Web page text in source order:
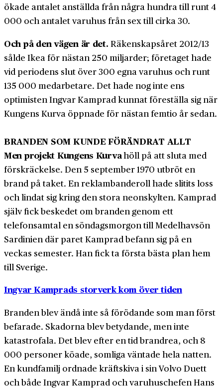
ökade antalet anställda från några hundra till runt 4
000 och antalet varuhus från sex till cirka 30.
Och på den vägen är det. Räkenskapsåret 2012/13
sålde Ikea för nästan 250 miljarder; företaget hade
vid periodens slut över 300 egna varuhus och runt
135 000 medarbetare. Det hade nog inte ens
optimisten Ingvar Kamprad kunnat föreställa sig när
Kungens Kurva öppnade för nästan femtio år sedan.
BRANDEN SOM KUNDE FÖRÄNDRAT ALLT
Men projekt Kungens Kurvahöll på att sluta med
förskräckelse. Den 5 september 1970 utbröt en
brand på taket. En reklambanderoll hade slitits loss
och lindat sig kring den stora neonskylten. Kamprad
själv fick beskedet om branden genom ett
telefonsamtal en söndagsmorgon till Medelhavsön
Sardinien där paret Kamprad befann sig på en
veckas semester. Han fick ta första bästa plan hem
till Sverige.
Ingvar Kamprads storverk kom över tiden
Branden blev ändå inte så förödande som man först
befarade. Skadorna blev betydande, men inte
katastrofala. Det blev efter en tid brandrea, och 8
000 personer köade, somliga väntade hela natten.
En kundfamilj ordnade kräftskiva i sin Volvo Duett
och både Ingvar Kamprad och varuhuschefen Hans